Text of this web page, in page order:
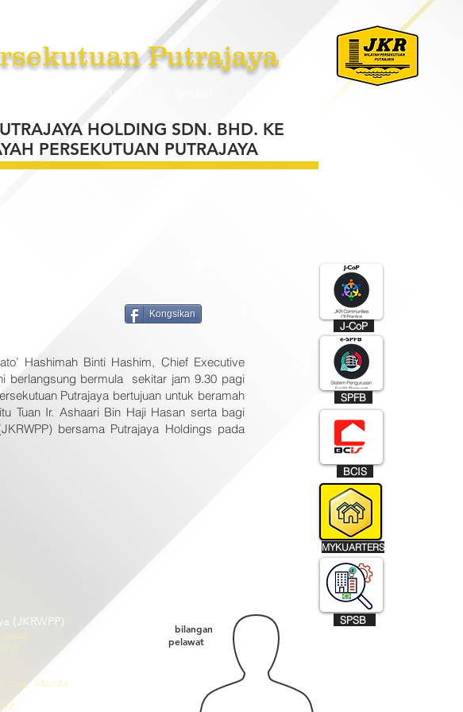
Putrajaya
J-CoP
SPFB
BCIS
MYKUARTERS
SPSB
HOLDING SDN. BHD. KE
PERSEKUTUAN PUTRAJAYA
Kongsikan
Hashimah Binti Hashim, Chief Executive
berlangsung bermula sekitar jam 9.30 pagi
Putrajaya bertujuan untuk beramah
Tuan Ir. Ashaari Bin Haji Hasan serta bagi
bersama Putrajaya Holdings pada
(JKRWPP)
ini
atas, Mozilla
bilangan
pelawat